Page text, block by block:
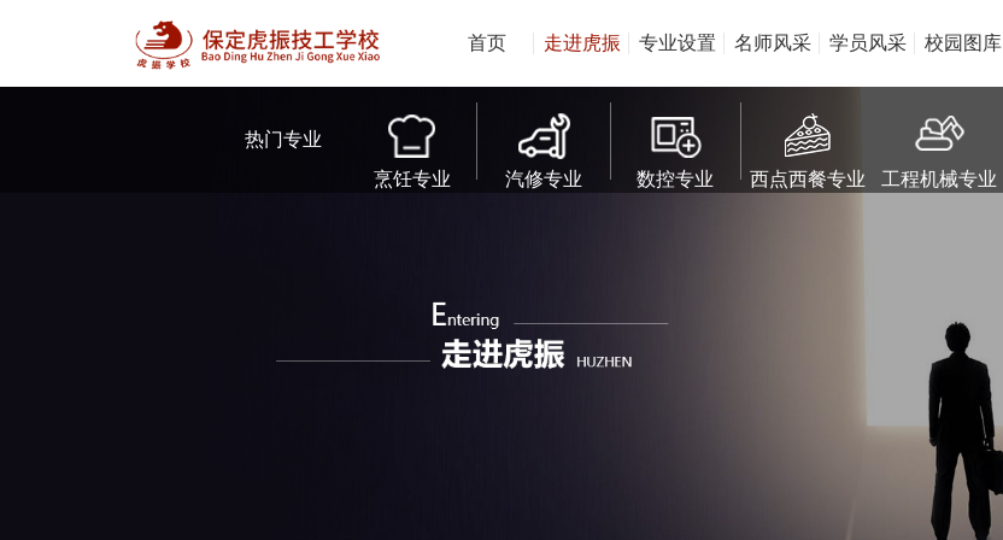
首页 走进虎振 专业设置 名师风采 学员风采 校园图库
热门专业
烹饪专业
汽修专业 数控专业 西点西餐专业 工程机械专业